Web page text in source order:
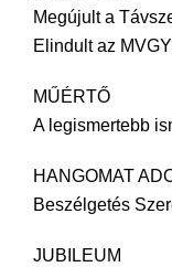
Megújult a
Elindult az
MŰÉRTŐ
A legismertebb
HANGOMAT
Beszélgetés
JUBILEUM